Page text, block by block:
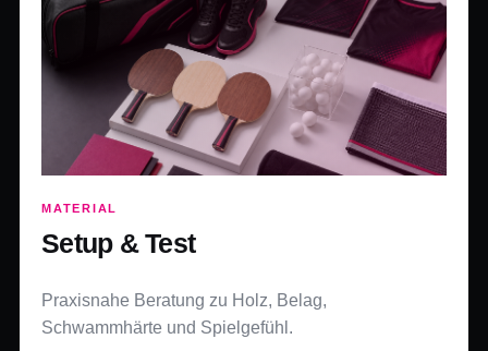
MATERIAL
Setup & Test
Praxisnahe Beratung zu Holz, Belag,
Schwammhärte und Spielgefühl.